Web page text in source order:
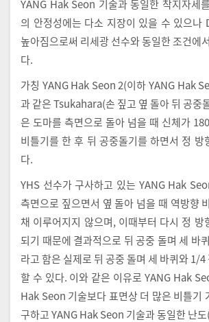
YANG Hak Seon 기술과 동일한 착지자세
의 안정성에는 다소 지장이 있을 수 있으나
높아짐으로써 리세광 선수와 동일한 조건에
다.
가칭 YANG Hak Seon 2(이하 YANG Hak
과 같은 Tsukahara(손 짚고 옆 돌아 뒤 공중
은 도마를 측면으로 돌아 넘을 때 신체가
비틀기를 한 후 뒤 공중돌기를 하면서 정 방
다.
YHS 선수가 구사하고 있는 YANG Hak
측면으로 짚으면서 옆 돌아 넘을 때 역방향
채 이루어지지 않으며, 이때부터 다시 정 방
되기 때문에 결과적으로 뒤 공중 돌며 세 바
라고 함은 실제로 뒤 공중 돌며 세 바퀴와 1/
할 수 있다. 이와 같은 이유로 YANG Hak
Hak Seon 기술보다 표면상 더 많은 비틀기
구하고 YANG Hak Seon 기술과 동일한 난